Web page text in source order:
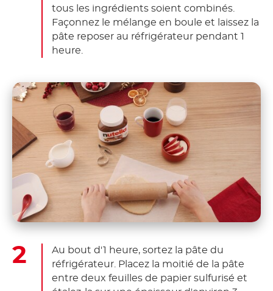
tous les ingrédients soient combinés.
Façonnez le mélange en boule et laissez la
pâte reposer au réfrigérateur pendant 1
heure.
Au bout d'1 heure, sortez la pâte du
réfrigérateur. Placez la moitié de la pâte
entre deux feuilles de papier sulfurisé et